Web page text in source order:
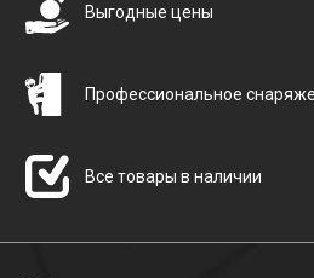
Выгодные цены
Профессиональное
Все товары в наличии